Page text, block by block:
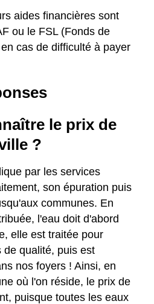
aides financières sont
ou le FSL (Fonds de
cas de difficulté à payer
le prix de
?
par les services
son épuration puis
communes. En
l'eau doit d'abord
elle est traitée pour
de qualité, puis est
nos foyers ! Ainsi, en
où l'on réside, le prix de
puisque toutes les eaux